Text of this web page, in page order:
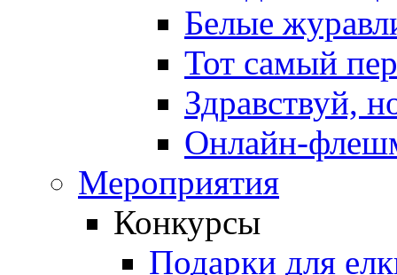
Белые
Тот самый
Здравствуй,
Онлайн-
Мероприятия
Конкурсы
Подарки для